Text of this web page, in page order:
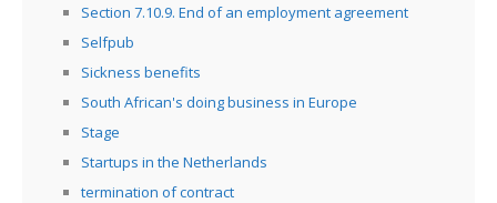
Section 7.10.9. End of an employment agreement
Selfpub
Sickness benefits
South African's doing business in Europe
Stage
Startups in the Netherlands
termination of contract